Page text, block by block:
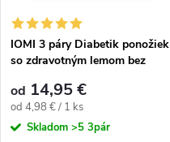
IOMI 3 páry Diabetik ponožiek
so zdravotným lemom bez
od 14,95 €
Jednotková
cena:
od 4,98 € / 1 ks
Skladom >5 3pár